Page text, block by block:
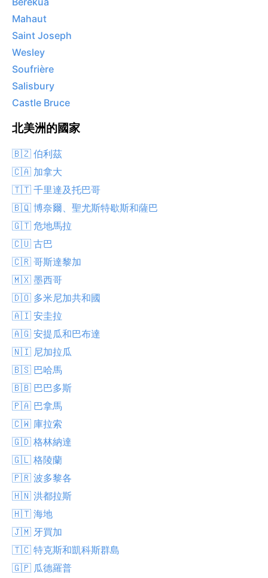
Mahaut
Saint Joseph
Wesley
Soufrière
Salisbury
Castle Bruce
北美洲的國家
🇧🇿 伯利茲
🇨🇦 加拿大
🇹🇹 千里達及托巴哥
🇧🇶 博奈爾、聖尤斯特歇斯和薩巴
🇬🇹 危地馬拉
🇨🇺 古巴
🇨🇷 哥斯達黎加
🇲🇽 墨西哥
🇩🇴 多米尼加共和國
🇦🇮 安圭拉
🇦🇬 安提瓜和巴布達
🇳🇮 尼加拉瓜
🇧🇸 巴哈馬
🇧🇧 巴巴多斯
🇵🇦 巴拿馬
🇨🇼 庫拉索
🇬🇩 格林納達
🇬🇱 格陵蘭
🇵🇷 波多黎各
🇭🇳 洪都拉斯
🇭🇹 海地
🇯🇲 牙買加
🇹🇨 特克斯和凱科斯群島
🇬🇵 瓜德羅普